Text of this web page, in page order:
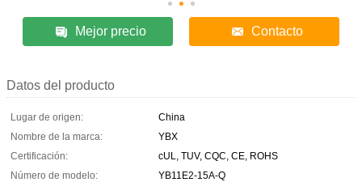
Mejor precio Contacto
Datos del producto
Lugar de origen:
China
Nombre de la marca:
YBX
Certificación:
cUL, TUV, CQC, CE, ROHS
Número de modelo:
YB11E2-15A-Q